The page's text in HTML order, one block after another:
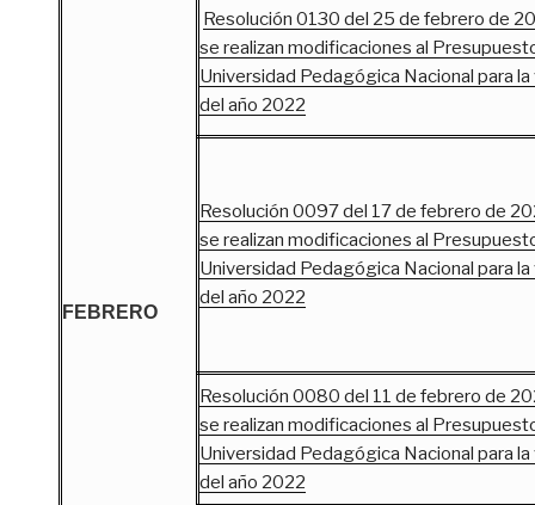
FEBRERO
Resolución 0130 del 25 de febrero de
se realizan modificaciones al
Universidad Pedagógica Nacional para
del año 2022
Resolución 0097 del 17 de febrero de
se realizan modificaciones al
Universidad Pedagógica Nacional para
del año 2022
Resolución 0080 del 11 de febrero de
se realizan modificaciones al
Universidad Pedagógica Nacional para
del año 2022